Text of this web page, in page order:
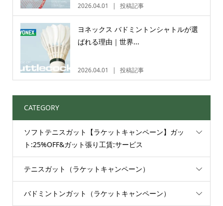
2026.04.01 投稿記事
ヨネックス バドミントンシャトルが選
ばれる理由｜世界...
2026.04.01 投稿記事
CATEGORY
ソフトテニスガット【ラケットキャンペーン】ガッ
ト:25%OFF&ガット張り工賃:サービス
テニスガット（ラケットキャンペーン）
バドミントンガット（ラケットキャンペーン）